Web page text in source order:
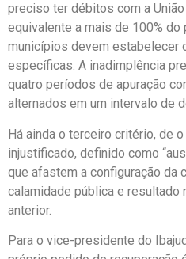
preciso ter débitos com a
equivalente a mais de 100%
municípios devem estabelecer
específicas. A inadimplência
quatro períodos de apuração
alternados em um intervalo de
Há ainda o terceiro critério, de
injustificado, definido como
que afastem a configuração da
calamidade pública e resultado
anterior.
Para o vice-presidente do